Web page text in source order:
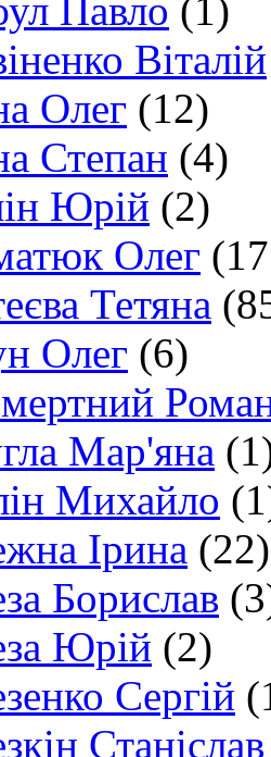
Павло (1)
Віталій
Олег (12)
Степан (4)
Юрій (2)
Олег
Тетяна
Олег (6)
Мар'яна
Михайло
Ірина (22)
Борислав
Юрій (2)
Сергій
Станіслав